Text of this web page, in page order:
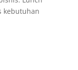
kebutuhan